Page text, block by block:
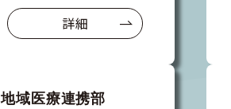
詳細
地域医療連携部